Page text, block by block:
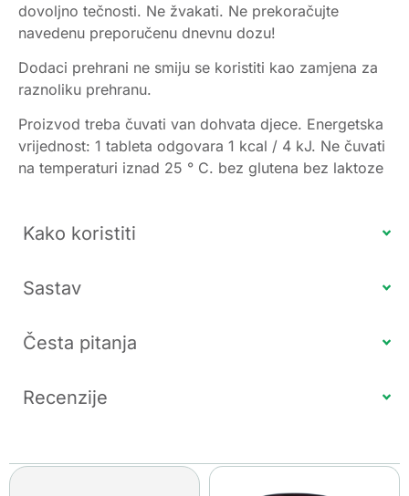
dovoljno tečnosti. Ne žvakati. Ne prekoračujte
navedenu preporučenu dnevnu dozu!
Dodaci prehrani ne smiju se koristiti kao zamjena za
raznoliku prehranu.
Proizvod treba čuvati van dohvata djece. Energetska
vrijednost: 1 tableta odgovara 1 kcal / 4 kJ. Ne čuvati
na temperaturi iznad 25 ° C. bez glutena bez laktoze
Kako koristiti
Sastav
Česta pitanja
Recenzije